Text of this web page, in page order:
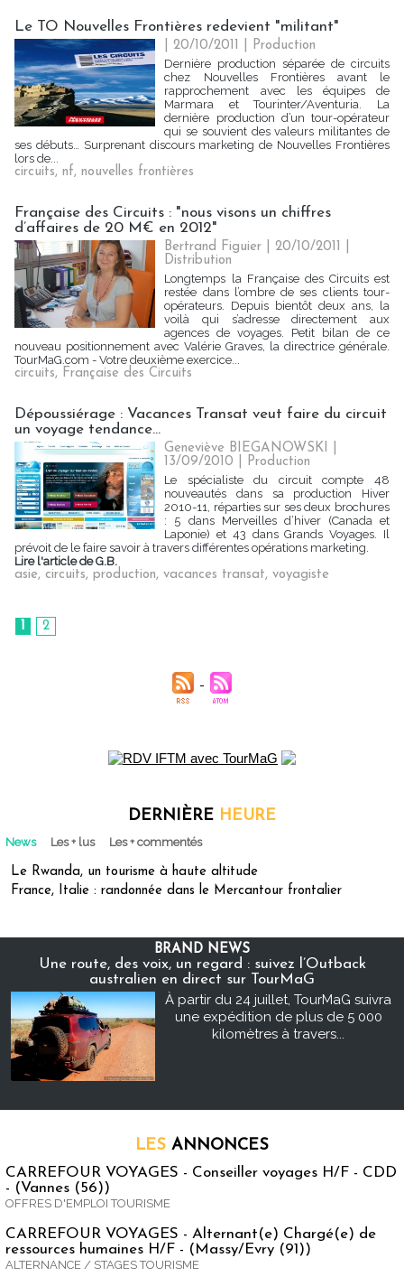
Le TO Nouvelles Frontières redevient "militant"
| 20/10/2011
Production
Dernière production séparée de circuits
chez Nouvelles Frontières avant le
rapprochement avec les équipes de
Marmara et Tourinter/Aventuria. La
dernière production d’un tour-opérateur
qui se souvient des valeurs militantes de
ses débuts… Surprenant discours marketing de Nouvelles Frontières
lors de...
circuits, nf, nouvelles frontières
Française des Circuits : "nous visons un chiffres
d’affaires de 20 M€ en 2012"
Bertrand Figuier | 20/10/2011
Distribution
Longtemps la Française des Circuits est
restée dans l’ombre de ses clients tour-
opérateurs. Depuis bientôt deux ans, la
voilà qui s’adresse directement aux
agences de voyages. Petit bilan de ce
nouveau positionnement avec Valérie Graves, la directrice générale.
TourMaG.com - Votre deuxième exercice...
circuits, Française des Circuits
Dépoussiérage : Vacances Transat veut faire du circuit
un voyage tendance…
Geneviève BIEGANOWSKI |
13/09/2010
Production
Le spécialiste du circuit compte 48
nouveautés dans sa production Hiver
2010-11, réparties sur ses deux brochures
: 5 dans Merveilles d’hiver (Canada et
Laponie) et 43 dans Grands Voyages. Il
prévoit de le faire savoir à travers différentes opérations marketing.
Lire l'article de G.B.
asie, circuits, production, vacances transat, voyagiste
1 2
DERNIÈRE HEURE
News Les + lus Les + commentés
Le Rwanda, un tourisme à haute altitude
France, Italie : randonnée dans le Mercantour frontalier
BRAND NEWS
Une route, des voix, un regard : suivez l’Outback
australien en direct sur TourMaG
À partir du 24 juillet, TourMaG suivra
une expédition de plus de 5 000
kilomètres à travers...
LES ANNONCES
CARREFOUR VOYAGES - Conseiller voyages H/F - CDD
- (Vannes (56))
OFFRES D'EMPLOI TOURISME
CARREFOUR VOYAGES - Alternant(e) Chargé(e) de
ressources humaines H/F - (Massy/Evry (91))
ALTERNANCE / STAGES TOURISME